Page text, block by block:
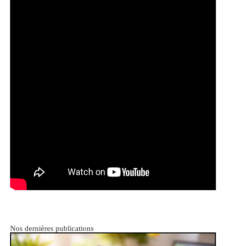
Nos dernières publications